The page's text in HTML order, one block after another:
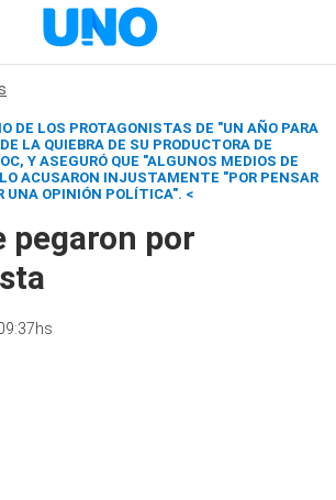
DE LOS PROTAGONISTAS DE "UN AÑO PARA
LA QUIEBRA DE SU PRODUCTORA DE
Y ASEGURÓ QUE "ALGUNOS MEDIOS DE
ACUSARON INJUSTAMENTE "POR PENSAR
UNA OPINIÓN POLÍTICA". <
pegaron por